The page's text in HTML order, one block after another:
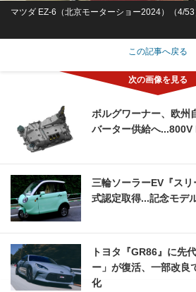
マツダ EZ-6（北京モーターショー2024）（4/53
この記事へ戻る
ボルグワーナー、欧州
バーター供給へ...800V
三輪ソーラーEV『ス
式認定取得...記念モデ
トヨタ『GR86』に先
ー」が復活、一部改良
化